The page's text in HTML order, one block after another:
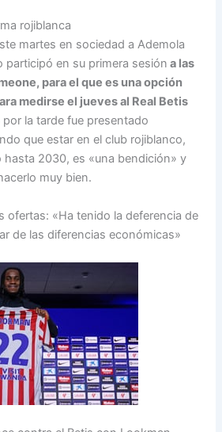
rojiblanca
martes en sociedad a Ademola
participó en su primera sesión a las
para el que es una opción
medirse el jueves al Real Betis
por la tarde fue presentado
que estar en el club rojiblanco,
hasta 2030, es «una bendición» y
muy bien.
ofertas: «Ha tenido la deferencia de
de las diferencias económicas»